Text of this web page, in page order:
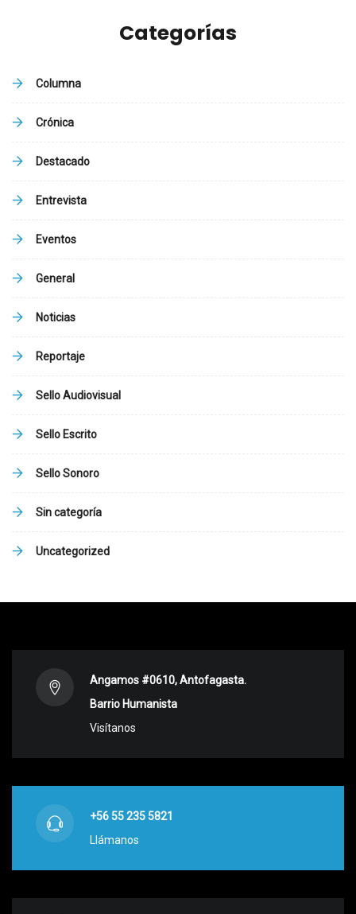
Categorías
Columna
Crónica
Destacado
Entrevista
Eventos
General
Noticias
Reportaje
Sello Audiovisual
Sello Escrito
Sello Sonoro
Sin categoría
Uncategorized
Angamos #0610, Antofagasta.
Barrio Humanista
Visítanos
+56 55 235 5821
Llámanos